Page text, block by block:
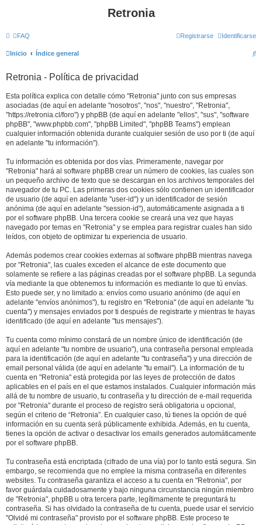
Retronia
FAQ Identificarse
Registrarse
Inicio Índice general
B
Retronia - Política de privacidad
Esta política explica con detalle cómo "Retronia" junto con sus empresas
asociadas (de aquí en adelante "nosotros", "nos", "nuestro", "Retronia",
"https://retronia.cl/foro") y phpBB (de aquí en adelante "ellos", "sus", "software
phpBB", "www.phpbb.com", "phpBB Limited", "phpBB Teams") emplean
cualquier información obtenida durante cualquier sesión de uso por ti (de aquí
en adelante "tu información").
Tu información es obtenida por dos vías. Primeramente, navegar por
"Retronia" hará al software phpBB crear un número de cookies, las cuales son
un pequeño archivo de texto que se descargan en los archivos temporales del
navegador de tu PC. Las primeras dos cookies sólo contienen un identificador
de usuario (de aquí en adelante "user-id") y un identificador de sesión
anónima (de aquí en adelante "session-id"), automáticamente asignada a ti
por el software phpBB. Una tercera cookie se creará una vez que hayas
navegado por temas en "Retronia" y se emplea para registrar cuales han sido
leídos, con objeto de optimizar tu experiencia de usuario.
Además podemos crear cookies externas al software phpBB mientras navega
por "Retronia", las cuales exceden el alcance de este documento que
solamente se refiere a las páginas creadas por el software phpBB. La segunda
vía mediante la que obtenemos tu información es mediante lo que tú envías.
Esto puede ser, y no limitado a: envíos como usuario anónimo (de aquí en
adelante "envíos anónimos"), tu registro en "Retronia" (de aquí en adelante "tu
cuenta") y mensajes enviados por ti después de registrarte y mientras te hayas
identificado (de aquí en adelante "tus mensajes").
Tu cuenta como mínimo constará de un nombre único de identificación (de
aquí en adelante "tu nombre de usuario"), una contraseña personal empleada
para la identificación (de aquí en adelante "tu contraseña") y una dirección de
email personal válida (de aquí en adelante "tu email"). La información de tu
cuenta en "Retronia" está protegida por las leyes de protección de datos
aplicables en el país en el que estamos instalados. Cualquier información más
allá de tu nombre de usuario, tu contraseña y tu dirección de e-mail requerida
por "Retronia" durante el proceso de registro será obligatoria u opcional,
según el criterio de “Retronia”. En cualquier caso, tú tienes la opción de qué
información en su cuenta será públicamente exhibida. Además, en tu cuenta,
tienes la opción de activar o desactivar los emails generados automáticamente
por el software phpBB.
Tu contraseña está encriptada (cifrado de una vía) por lo tanto está segura. Sin
embargo, se recomienda que no emplee la misma contraseña en diferentes
websites. Tu contraseña garantiza el acceso a tu cuenta en "Retronia", por
favor guárdala cuidadosamente y bajo ninguna circunstancia ningún miembro
de "Retronia", phpBB u otra tercera parte, legítimamente te preguntará tu
contraseña. Si has olvidado la contraseña de tu cuenta, puede usar el servicio
"Olvidé mi contraseña" provisto por el software phpBB. Este proceso te